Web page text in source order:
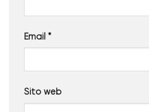
Email *
Sito web